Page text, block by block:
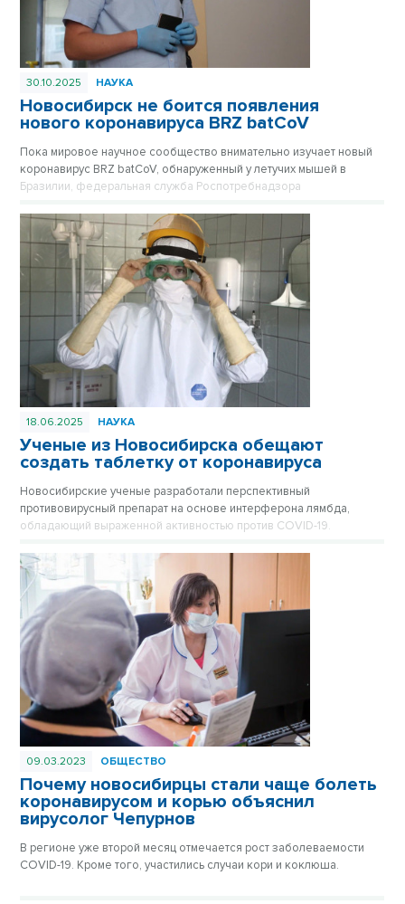
30.10.2025 НАУКА
Новосибирск не боится появления
нового коронавируса BRZ batCoV
Пока мировое научное сообщество внимательно изучает новый
коронавирус BRZ batCoV, обнаруженный у летучих мышей в
Бразилии, федеральная служба Роспотребнадзора
оперативном контроле.
18.06.2025 НАУКА
Ученые из Новосибирска обещают
создать таблетку от коронавируса
Новосибирские ученые разработали перспективный
противовирусный препарат на основе интерферона лямбда,
обладающий выраженной активностью против COVID-19.
09.03.2023 ОБЩЕСТВО
Почему новосибирцы стали чаще болеть
коронавирусом и корью объяснил
вирусолог Чепурнов
В регионе уже второй месяц отмечается рост заболеваемости
COVID-19. Кроме того, участились случаи кори и коклюша.